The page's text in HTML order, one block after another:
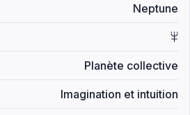
Neptune
Y
Planète collective
Imagination et intuition